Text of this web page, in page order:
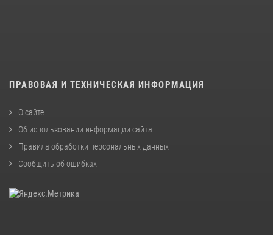
ПРАВОВАЯ И ТЕХНИЧЕСКАЯ ИНФОРМАЦИЯ
О сайте
Об использовании информации сайта
Правила обработки персональных данных
Сообщить об ошибках